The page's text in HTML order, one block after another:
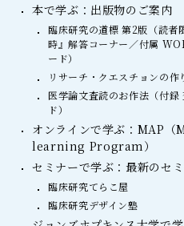
本で学ぶ：出版物のご案内
臨床研究の道標 第2版（読者
時』解答コーナー／付属
ード）
リサーチ・クエスチョンの作
医学論文査読のお作法（付
ド）
オンラインで学ぶ：MAP
learning Program）
セミナーで学ぶ：最新のセ
臨床研究てらこ屋
臨床研究デザイン塾